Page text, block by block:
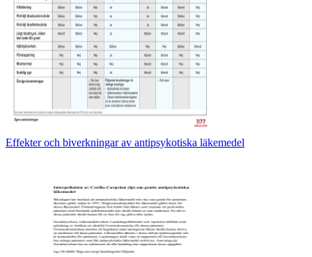
Effekter och biverkningar av antipsykotiska läkemedel